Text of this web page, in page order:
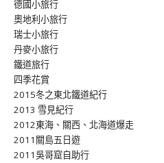
德國小旅行
奧地利小旅行
瑞士小旅行
丹麥小旅行
鐵道旅行
四季花賞
2015冬之東北鐵道紀行
2013 雪見紀行
2012東海、關西、北海道爆走
2011關島五日遊
2011吳哥窟自助行